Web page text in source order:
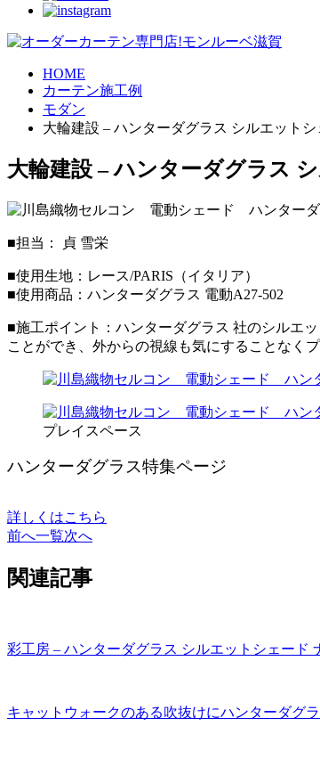
HOME
カーテン施工例
モダン
大輪建設 – ハンターダグラス シルエット
大輪建設 – ハンターダグラス
■担当： 貞 雪栄
■使用生地：レース/PARIS（イタリア）
■使用商品：ハンターダグラス 電動A27-502
■施工ポイント：ハンターダグラス 社のシルエ
ことができ、外からの視線も気にすることなく
プレイスペース
ハンターダグラス特集ページ
詳しくはこちら
前へ一覧次へ
関連記事
彩工房 – ハンターダグラス シルエットシェード
キャットウォークのある吹抜けにハンターダグ